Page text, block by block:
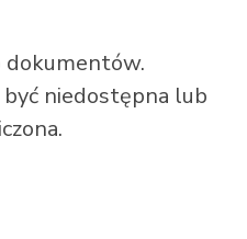
dokumentów.
niedostępna lub